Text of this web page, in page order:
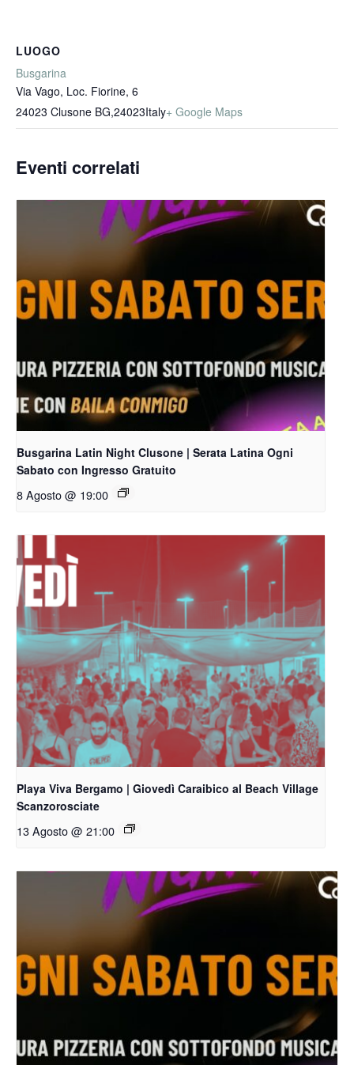
LUOGO
Busgarina
Via Vago, Loc. Fiorine, 6
24023 Clusone BG,24023Italy+ Google Maps
Eventi correlati
Busgarina Latin Night Clusone | Serata Latina Ogni
Sabato con Ingresso Gratuito
8 Agosto @ 19:00
Playa Viva Bergamo | Giovedì Caraibico al Beach Village
Scanzorosciate
13 Agosto @ 21:00